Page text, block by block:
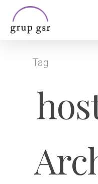
main
Tag